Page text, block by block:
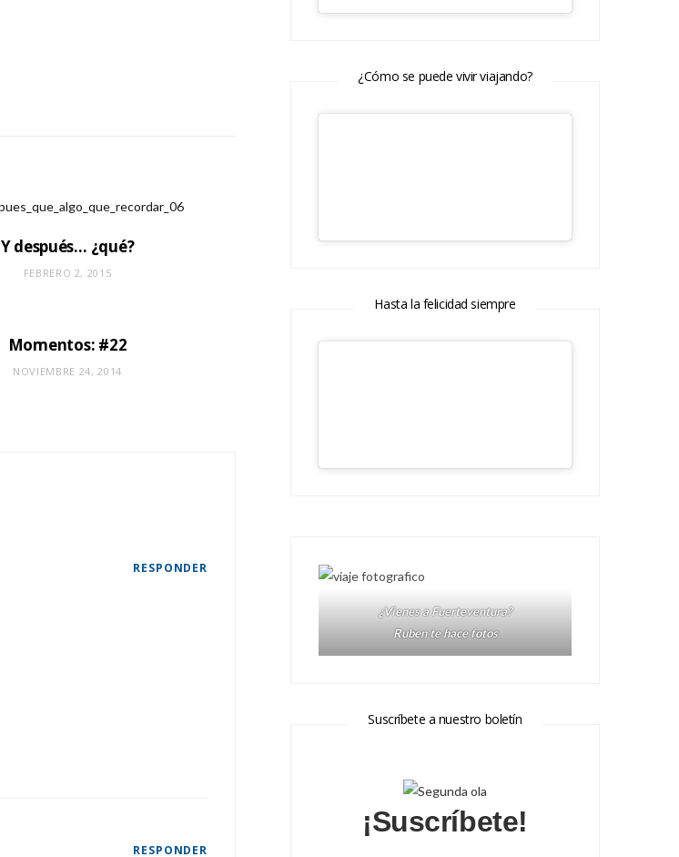
Y después… ¿qué?
FEBRERO 2, 2015
Momentos: #22
NOVIEMBRE 24, 2014
RESPONDER
RESPONDER
¿Cómo se puede vivir viajando?
Hasta la felicidad siempre
¿Vienes a Fuerteventura?
Ruben te hace fotos
Suscríbete a nuestro boletín
¡Suscríbete!